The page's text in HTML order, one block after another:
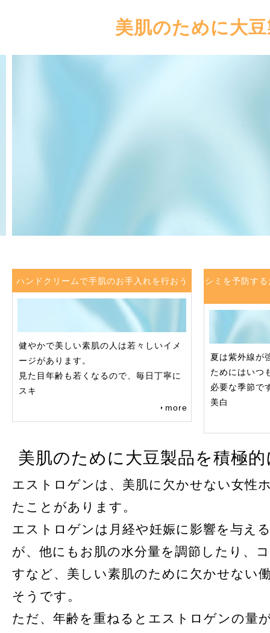
美肌のために大
ハンドクリームで手肌のお手入れを行おう
健やかで美しい素肌の人は若々しいイメ
ージがあります。
見た目年齢も若くなるので、毎日丁寧に
スキ
more
シミを予防す
夏は紫外線が
ためにはいつ
必要な季節で
美白
美肌のために大豆製品を積極
エストロゲンは、美肌に欠かせない女性
たことがあります。
エストロゲンは月経や妊娠に影響を与え
が、他にもお肌の水分量を調節したり、
すなど、美しい素肌のために欠かせない
そうです。
ただ、年齢を重ねるとエストロゲンの量